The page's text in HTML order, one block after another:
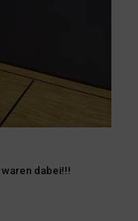
waren dabei!!!